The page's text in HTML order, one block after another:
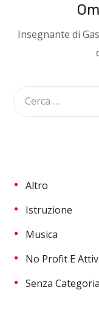
Insegnante di
Altro
Istruzione
Musica
No Profit E
Senza Categoria